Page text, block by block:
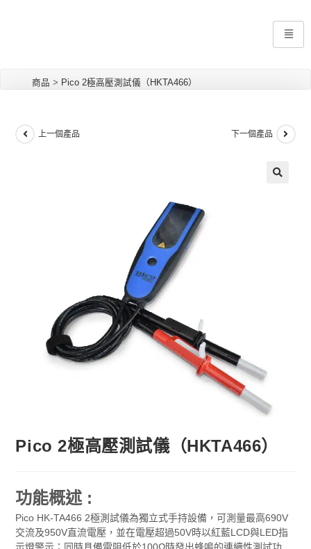
商品 > Pico 2極高壓測試儀（HKTA466）
上一個產品 下一個產品
Pico 2極高壓測試儀（HKTA466）
功能概述 :
Pico HK-TA466 2極測試儀為獨立式手持設備，可測量最高690V
交流及950V直流電壓，並在電壓超過50V時以紅藍LCD與LED指